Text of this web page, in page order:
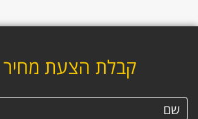
קבלת הצעת מחיר